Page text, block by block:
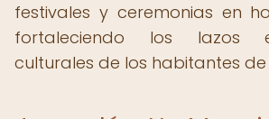
festivales y ceremonias en
fortaleciendo los lazos
culturales de los habitantes de